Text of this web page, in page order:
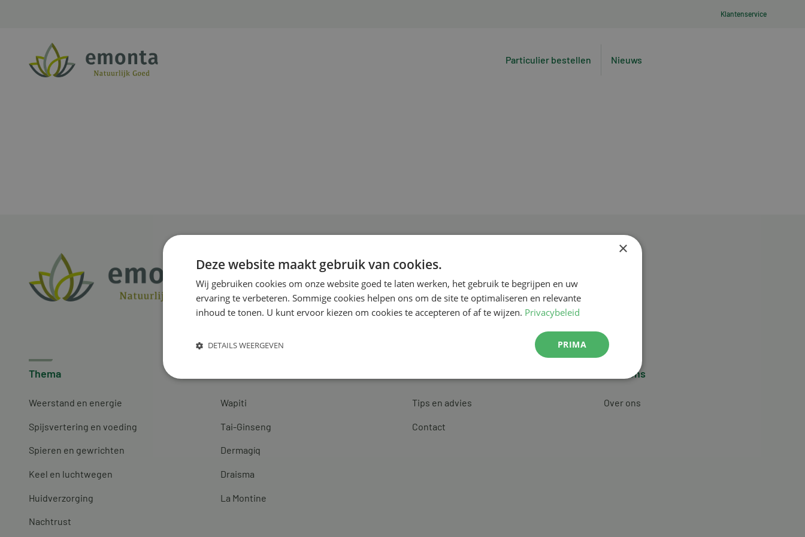
Klantenservice
Particulier bestellen Nieuws
Thema
Weerstand en energie
Spijsvertering en voeding
Spieren en gewrichten
Keel en luchtwegen
Huidverzorging
Nachtrust
Wapiti
Tai-Ginseng
Dermagíq
Draisma
La Montine
Tips en advies
Contact
Over ons
Over ons
×
Deze website maakt gebruik van cookies.
Wij gebruiken cookies om onze website goed te laten werken, het gebruik te begrijpen en uw
ervaring te verbeteren. Sommige cookies helpen ons om de site te optimaliseren en relevante
inhoud te tonen. U kunt ervoor kiezen om cookies te accepteren of af te wijzen. Privacybeleid
PRIMA
DETAILS WEERGEVEN